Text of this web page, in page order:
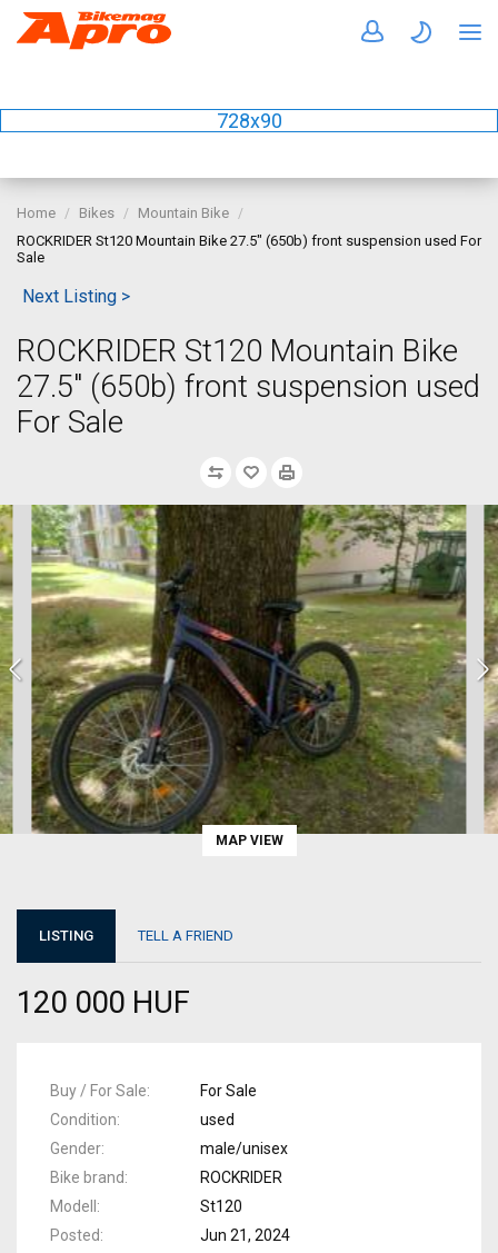
728x90
Home Bikes
Mountain Bike
ROCKRIDER St120 Mountain Bike 27.5" (650b) front suspension used For
Sale
Next Listing >
ROCKRIDER St120 Mountain Bike
27.5" (650b) front suspension used
For Sale
MAP VIEW
LISTING TELL A FRIEND
120 000 HUF
Buy / For Sale
For Sale
Condition
used
Gender
male/unisex
Bike brand
ROCKRIDER
Modell
St120
Posted
Jun 21, 2024